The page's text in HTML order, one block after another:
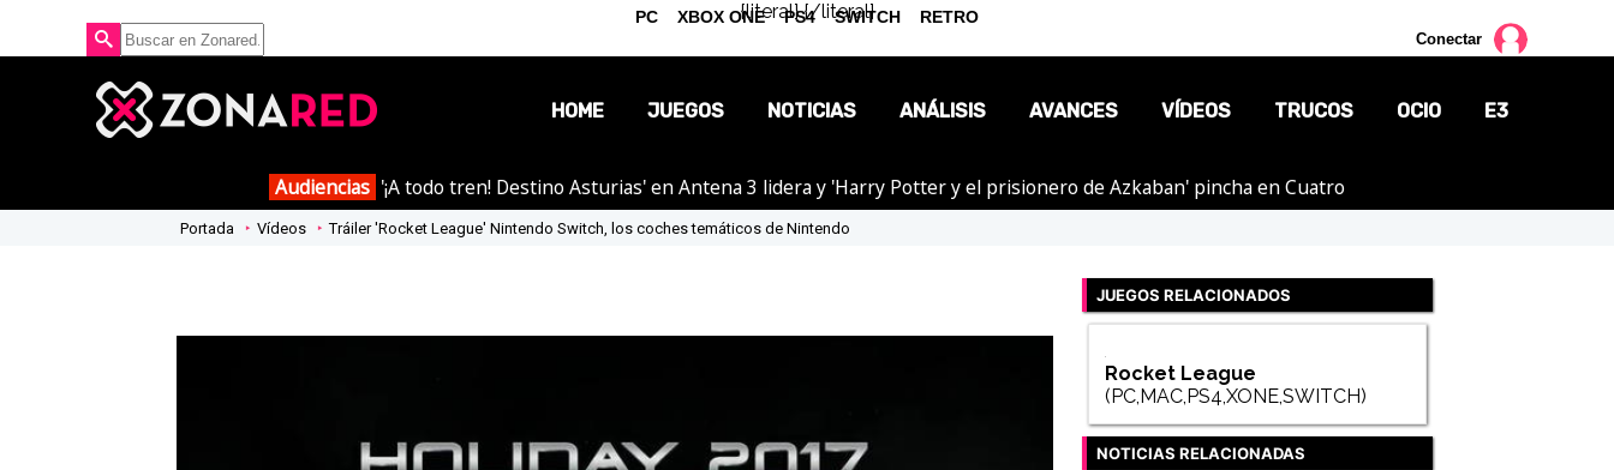
{literal}{/literal}
Conectar
HOME JUEGOS NOTICIAS
OPINIÓN
ANÁLISIS AVANCES VÍDEOS TRUCOS OCIO E3
Audiencias '¡A todo tren! Destino Asturias' en Antena 3 lidera y 'Harry Potter y el prisionero de Azkaban' pincha en Cuatro
Portada Vídeos Tráiler 'Rocket League' Nintendo Switch, los coches temáticos de Nintendo
JUEGOS RELACIONADOS
Rocket League
(PC,MAC,PS4,XONE,SWITCH)
NOTICIAS RELACIONADAS
PC XBOX ONE PS4 SWITCH RETRO